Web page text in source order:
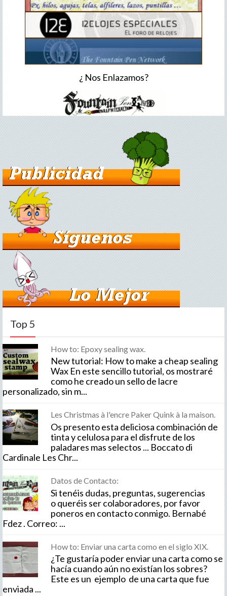
¿ Nos Enlazamos?
Top 5
How to: Epoxy sealing wax.
New tutorial: How to make a cheap sealing
Wax En este sencillo tutorial, os mostraré
como he creado un sello de lacre
personalizado, sin m...
Les Christmas à l'encre Paker Quink à la maison.
Os presento esta deliciosa combinación de
tinta y celulosa para el disfrute de los
paladares mas selectos ... Boccato di
Cardinale Les Chr...
Datos de Contacto:
Si tenéis dudas, preguntas, sugerencias
o queréis ser colaboradores, por favor
poneros en contacto conmigo. Bernabé
Fdez . Correo: ...
How to: Enviar una carta como en el siglo XIX.
¿Te gustaría poder enviar una carta como se
hacía cuando aún no existían los sobres?
Este es un ejemplo de una carta que fue
enviada ...